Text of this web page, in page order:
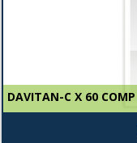
DAVITAN-C X 60 COMP